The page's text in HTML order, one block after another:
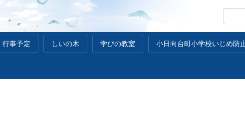
行事予定 しいの木 学びの教室 小日向台町小学校いじめ防